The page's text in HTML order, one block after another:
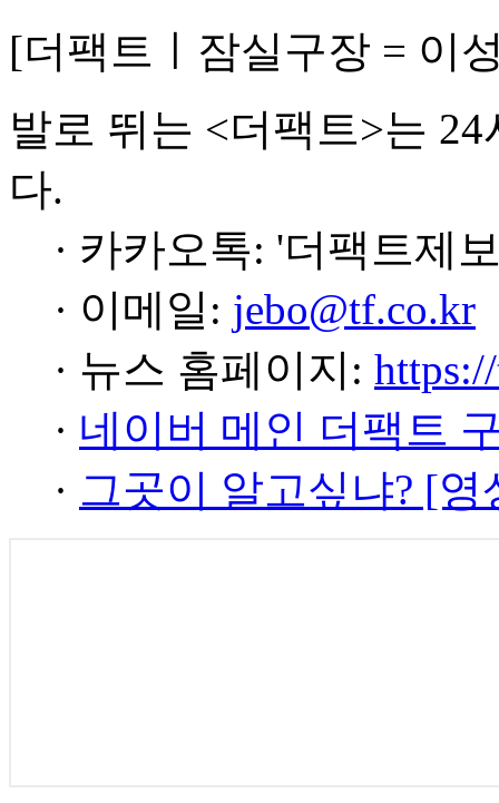
[더팩트ㅣ잠실구장 = 이
발로 뛰는 <더팩트>는
다.
· 카카오톡: '더팩트제
· 이메일: jebo@tf.co.kr
· 뉴스 홈페이지:
· 네이버 메인 더팩트
· 그곳이 알고싶냐? [